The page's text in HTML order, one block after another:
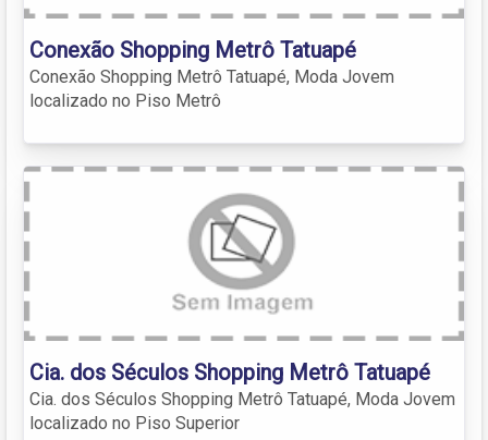
Conexão Shopping Metrô Tatuapé
Conexão Shopping Metrô Tatuapé, Moda Jovem
localizado no Piso Metrô
Cia. dos Séculos Shopping Metrô Tatuapé
Cia. dos Séculos Shopping Metrô Tatuapé, Moda Jovem
localizado no Piso Superior